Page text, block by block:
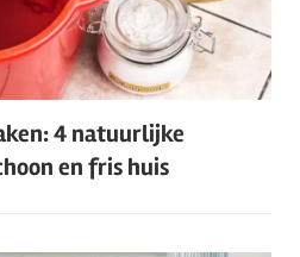
4 natuurlijke
en fris huis